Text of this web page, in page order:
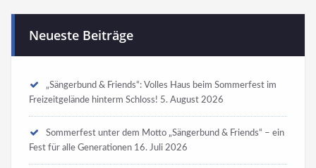
Neueste Beiträge
„Sängerbund & Friends“: Volles Haus beim Sommerfest im
Freizeitgelände hinterm Schloss! 5. August 2026
Sommerfest unter dem Motto „Sängerbund & Friends“ – ein
Fest für alle Generationen 16. Juli 2026